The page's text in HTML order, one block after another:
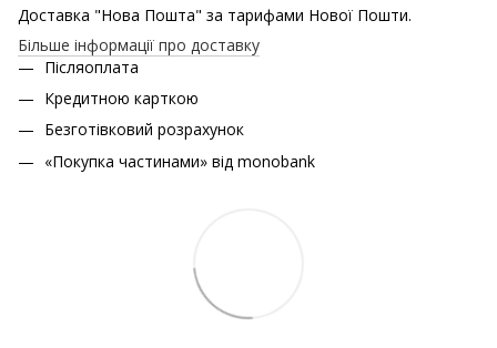
Доставка "Нова Пошта" за тарифами Нової Пошти.
Більше інформації про доставку
Післяоплата
Кредитною карткою
Безготівковий розрахунок
«Покупка частинами» від monobank